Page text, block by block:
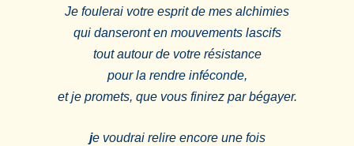
Je foulerai votre esprit de mes alchimies
qui danseront en mouvements lascifs
tout autour de votre résistance
pour la rendre inféconde,
et je promets, que vous finirez par bégayer.
je voudrai relire encore une fois